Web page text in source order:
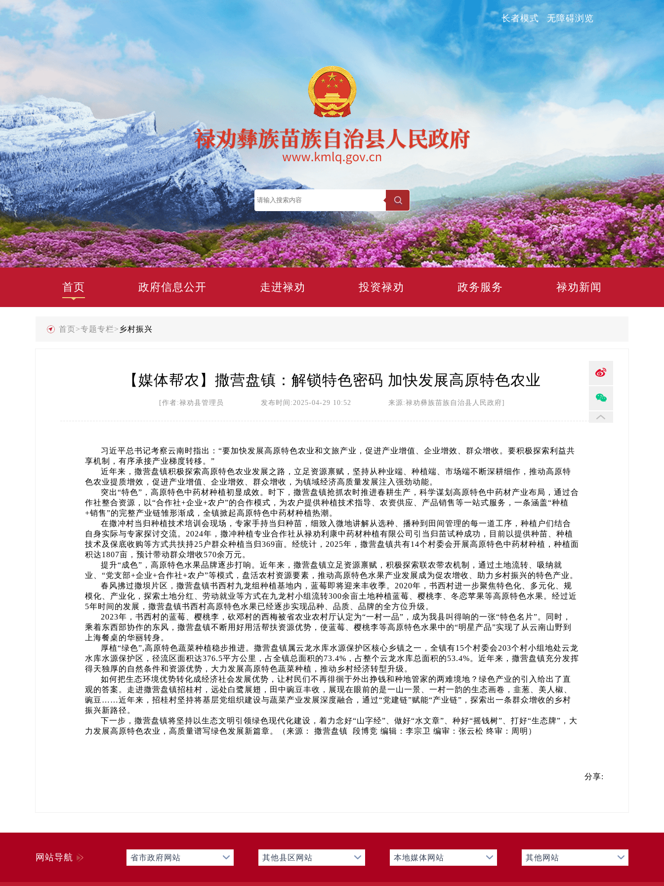
无障碍浏览
长者模式
首页 政府信息公开 走进禄劝 投资禄劝 政务服务 禄劝新闻
首页>专题专栏> 乡村振兴
【媒体帮农】撒营盘镇：解锁特色密码 加快发展高原特色农业
[作者:禄劝县管理员 发布时间:2025-04-29 10:52 来源:禄劝彝族苗族自治县人民政府]
习近平总书记考察云南时指出：“要加快发展高原特色农业和文旅产业，促进产业增值、企业增效、群众增收。要积极探索利益共
享机制，有序承接产业梯度转移。”
近年来，撒营盘镇积极探索高原特色农业发展之路，立足资源禀赋，坚持从种业端、种植端、市场端不断深耕细作，推动高原特
色农业提质增效，促进产业增值、企业增效、群众增收，为镇域经济高质量发展注入强劲动能。
突出“特色”，高原特色中药材种植初显成效。时下，撒营盘镇抢抓农时推进春耕生产，科学谋划高原特色中药材产业布局，通过合
作社整合资源，以“合作社+企业+农户”的合作模式，为农户提供种植技术指导、农资供应、产品销售等一站式服务，一条涵盖“种植
+销售”的完整产业链雏形渐成，全镇掀起高原特色中药材种植热潮。
在撒冲村当归种植技术培训会现场，专家手持当归种苗，细致入微地讲解从选种、播种到田间管理的每一道工序，种植户们结合
自身实际与专家探讨交流。2024年，撒冲种植专业合作社从禄劝利康中药材种植有限公司引当归苗试种成功，目前以提供种苗、种植
技术及保底收购等方式共扶持25户群众种植当归369亩。经统计，2025年，撒营盘镇共有14个村委会开展高原特色中药材种植，种植面
积达1807亩，预计带动群众增收570余万元。
提升“成色”，高原特色水果品牌逐步打响。近年来，撒营盘镇立足资源禀赋，积极探索联农带农机制，通过土地流转、吸纳就
业、“党支部+企业+合作社+农户”等模式，盘活农村资源要素，推动高原特色水果产业发展成为促农增收、助力乡村振兴的特色产业。
春风拂过撒坝片区，撒营盘镇书西村九龙组种植基地内，蓝莓即将迎来丰收季。2020年，书西村进一步聚焦特色化、多元化、规
模化、产业化，探索土地分红、劳动就业等方式在九龙村小组流转300余亩土地种植蓝莓、樱桃李、冬恋苹果等高原特色水果。经过近
5年时间的发展，撒营盘镇书西村高原特色水果已经逐步实现品种、品质、品牌的全方位升级。
2023年，书西村的蓝莓、樱桃李，砍邓村的西梅被省农业农村厅认定为“一村一品”，成为我县叫得响的一张“特色名片”。同时，
乘着东西部协作的东风，撒营盘镇不断用好用活帮扶资源优势，使蓝莓、樱桃李等高原特色水果中的“明星产品”实现了从云南山野到
上海餐桌的华丽转身。
厚植“绿色”,高原特色蔬菜种植稳步推进。撒营盘镇属云龙水库水源保护区核心乡镇之一，全镇有15个村委会203个村小组地处云龙
水库水源保护区，径流区面积达376.5平方公里，占全镇总面积的73.4%，占整个云龙水库总面积的53.4%。近年来，撒营盘镇充分发挥
得天独厚的自然条件和资源优势，大力发展高原特色蔬菜种植，推动乡村经济转型升级。
如何把生态环境优势转化成经济社会发展优势，让村民们不再徘徊于外出挣钱和种地管家的两难境地？绿色产业的引入给出了直
观的答案。走进撒营盘镇招桂村，远处白鹭展翅，田中豌豆丰收，展现在眼前的是一山一景、一村一韵的生态画卷，韭葱、美人椒、
豌豆……近年来，招桂村坚持将基层党组织建设与蔬菜产业发展深度融合，通过“党建链”赋能“产业链”，探索出一条群众增收的乡村
振兴新路径。
下一步，撒营盘镇将坚持以生态文明引领绿色现代化建设，着力念好“山字经”、做好“水文章”、种好“摇钱树”、打好“生态牌”，大
力发展高原特色农业，高质量谱写绿色发展新篇章。（来源： 撒营盘镇 段博竞 编辑：李宗卫 编审：张云松 终审：周明）
分享:
网站导航 省市政府网站 其他县区网站 本地媒体网站 其他网站